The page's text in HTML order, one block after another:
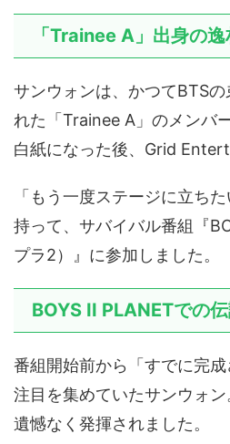
「Trainee A」出身の逸
サンウォンは、かつてBTS
れた「Trainee A」のメンバ
白紙になった後、Grid
「もう一度ステージに立ち
持って、サバイバル番組『
プラ2）』に参加しました。
BOYS II PLANETでの
番組開始前から「すでに完
注目を集めていたサンウォ
遺憾なく発揮されました。